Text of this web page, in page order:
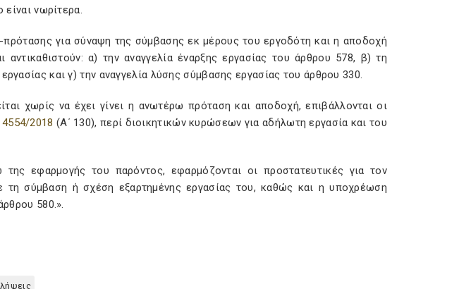
νωρίτερα.
για σύναψη της σύμβασης εκ μέρους του εργοδότη και η αποδοχή
α) την αναγγελία έναρξης εργασίας του άρθρου 578, β) τη
και γ) την αναγγελία λύσης σύμβασης εργασίας του άρθρου 330.
χωρίς να έχει γίνει η ανωτέρω πρόταση και αποδοχή, επιβάλλονται οι
2018 (Α΄ 130), περί διοικητικών κυρώσεων για αδήλωτη εργασία και του
εφαρμογής του παρόντος, εφαρμόζονται οι προστατευτικές για τον
τη σύμβαση ή σχέση εξαρτημένης εργασίας του, καθώς και η υποχρέωση
580.».